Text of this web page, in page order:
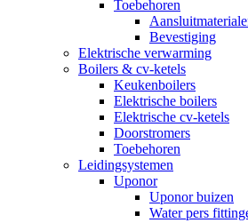
Toebehoren
Bevestiging
Elektrische verwarming
Boilers & cv-ketels
Keukenboilers
Elektrische boilers
Elektrische cv-ketels
Doorstromers
Toebehoren
Leidingsystemen
Uponor
Uponor buizen
Water pers